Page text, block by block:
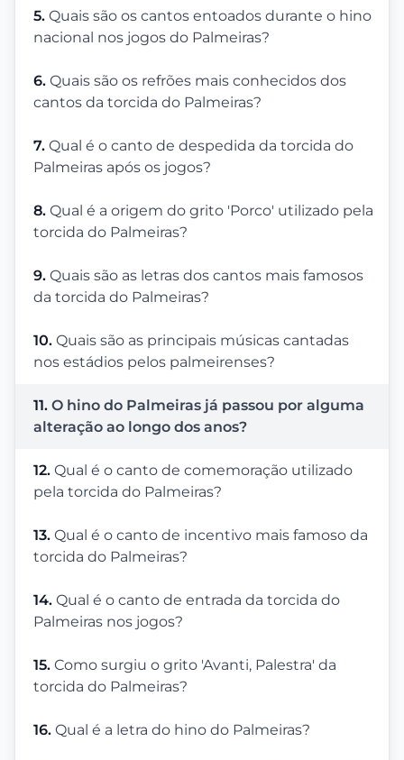
5. Quais são os cantos entoados durante o hino
nacional nos jogos do Palmeiras?
6. Quais são os refrões mais conhecidos dos
cantos da torcida do Palmeiras?
7. Qual é o canto de despedida da torcida do
Palmeiras após os jogos?
8. Qual é a origem do grito 'Porco' utilizado pela
torcida do Palmeiras?
9. Quais são as letras dos cantos mais famosos
da torcida do Palmeiras?
10. Quais são as principais músicas cantadas
nos estádios pelos palmeirenses?
11. O hino do Palmeiras já passou por alguma
alteração ao longo dos anos?
12. Qual é o canto de comemoração utilizado
pela torcida do Palmeiras?
13. Qual é o canto de incentivo mais famoso da
torcida do Palmeiras?
14. Qual é o canto de entrada da torcida do
Palmeiras nos jogos?
15. Como surgiu o grito 'Avanti, Palestra' da
torcida do Palmeiras?
16. Qual é a letra do hino do Palmeiras?